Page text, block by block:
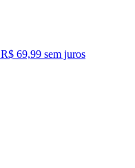
R$ 69,99 sem juros